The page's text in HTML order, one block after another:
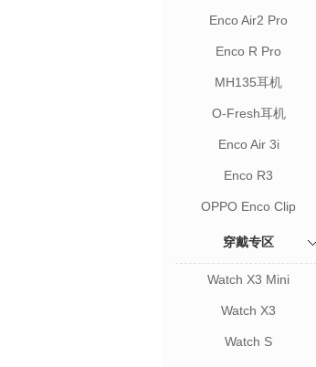
Enco Air2 Pro
Enco R Pro
MH135耳机
O-Fresh耳机
Enco Air 3i
Enco R3
OPPO Enco Clip
穿戴专区
Watch X3 Mini
Watch X3
Watch S